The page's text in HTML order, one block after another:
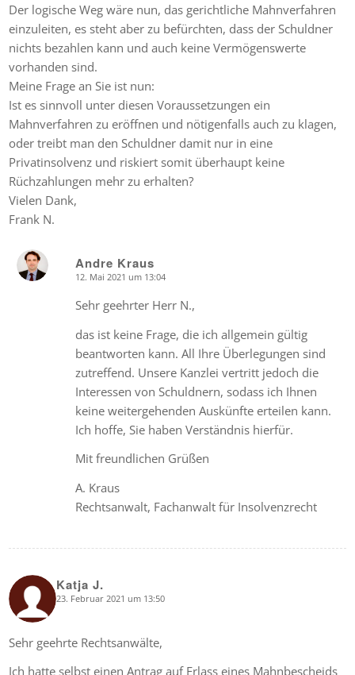
Der logische Weg wäre nun, das gerichtliche Mahnverfahren
einzuleiten, es steht aber zu befürchten, dass der Schuldner
nichts bezahlen kann und auch keine Vermögenswerte
vorhanden sind.
Meine Frage an Sie ist nun:
Ist es sinnvoll unter diesen Voraussetzungen ein
Mahnverfahren zu eröffnen und nötigenfalls auch zu klagen,
oder treibt man den Schuldner damit nur in eine
Privatinsolvenz und riskiert somit überhaupt keine
Rüchzahlungen mehr zu erhalten?
Vielen Dank,
Frank N.
Andre Kraus
12. Mai 2021 um 13:04
Sehr geehrter Herr N.,
das ist keine Frage, die ich allgemein gültig
beantworten kann. All Ihre Überlegungen sind
zutreffend. Unsere Kanzlei vertritt jedoch die
Interessen von Schuldnern, sodass ich Ihnen
keine weitergehenden Auskünfte erteilen kann.
Ich hoffe, Sie haben Verständnis hierfür.
Mit freundlichen Grüßen
A. Kraus
Rechtsanwalt, Fachanwalt für Insolvenzrecht
Katja J.
says: 23. Februar 2021 um 13:50
Sehr geehrte Rechtsanwälte,
Ich hatte selbst einen Antrag auf Erlass eines Mahnbescheids